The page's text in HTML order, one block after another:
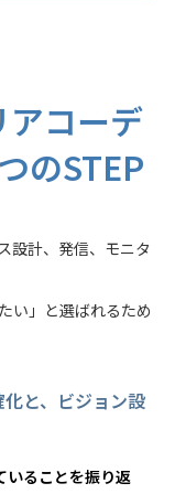
コーデ
のSTEP
設計、発信、モニタ
い」と選ばれるため
と、ビジョン設
いることを振り返